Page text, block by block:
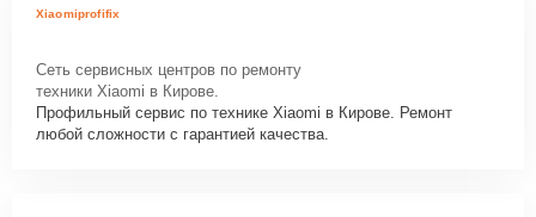
Xiaomiprofifix
Сеть сервисных центров по ремонту
техники Xiaomi в Кирове.
Профильный сервис по технике Xiaomi в Кирове. Ремонт
любой сложности с гарантией качества.